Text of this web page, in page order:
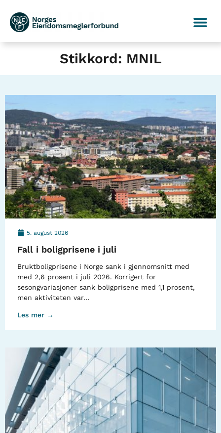
Stikkord: MNIL
5. august 2026
Fall i boligprisene i juli
Bruktboligprisene i Norge sank i gjennomsnitt med
med 2,6 prosent i juli 2026. Korrigert for
sesongvariasjoner sank boligprisene med 1,1 prosent,
men aktiviteten var…
Les mer →